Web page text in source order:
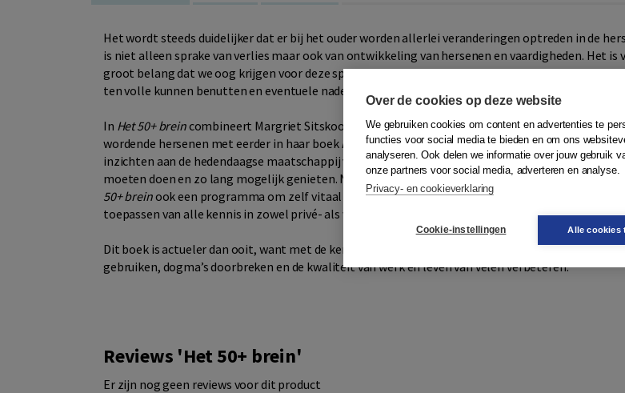
Het wordt steeds duidelijker dat er bij het ouder worden allerlei veranderingen optreden in de
is niet alleen sprake van verlies maar ook van ontwikkeling van hersenen en vaardigheden. Het is
groot belang dat we oog krijgen voor deze specifieke fase in een mensenleven, zodat we de winst
ten volle kunnen benutten en eventuele nadelen kunnen compenseren.
In Het 50+ breincombineert Margriet Sitskoorn nieuwe wetenschappelijke inzichten over de
wordende hersenen met eerder in haar boekLang leven de hersenenbeschreven kennis. Zij
inzichten aan de hedendaagse maatschappij van langer doorwerken, digitalisering, steeds meer
moeten doen en zo lang mogelijk genieten. Naast de meest recente wetenschappelijke kennis
50+ breinook een programma om zelf vitaal ouder worden te bevorderen, en tips voor het breed
toepassen van alle kennis in zowel privé- als werksituaties.
Dit boek is actueler dan ooit, want met de kennis van het 50+ brein kunnen we onbenutte
gebruiken, dogma’s doorbreken en de kwaliteit van werk en leven van velen verbeteren.
Reviews 'Het 50+ brein'
Er zijn nog geen reviews voor dit product
Over de cookies op deze website
We gebruiken cookies om content en advertenties te
functies voor social media te bieden en om ons
analyseren. Ook delen we informatie over jouw gebruik
onze partners voor social media, adverteren en analyse.
Privacy- en cookieverklaring
Cookie-instellingen Alle cookies